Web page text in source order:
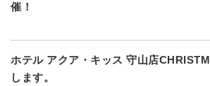
催！
ホテル アクア・キッス 守山店
します。